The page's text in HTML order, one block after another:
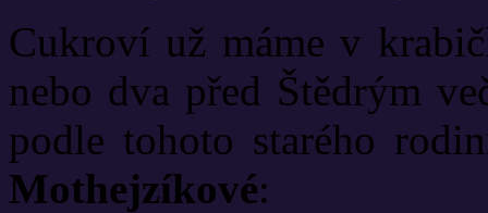
Cukroví už máme v
nebo dva před Štědrým
podle tohoto starého
Mothejzíkové: